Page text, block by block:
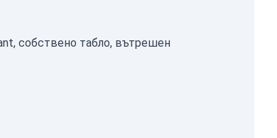
собствено табло, вътрешен